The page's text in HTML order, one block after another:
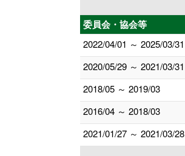
委員会・協会等
2022/04/01 ～ 2025/03/31
2020/05/29 ～ 2021/03/31
2018/05 ～ 2019/03
2016/04 ～ 2018/03
2021/01/27 ～ 2021/03/28